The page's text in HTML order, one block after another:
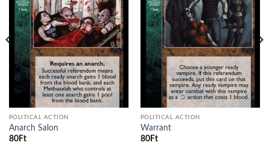
wishlist
POLITICAL ACTION
Anarch Salon
80Ft
wishlist
POLITICAL ACTION
Warrant
80Ft